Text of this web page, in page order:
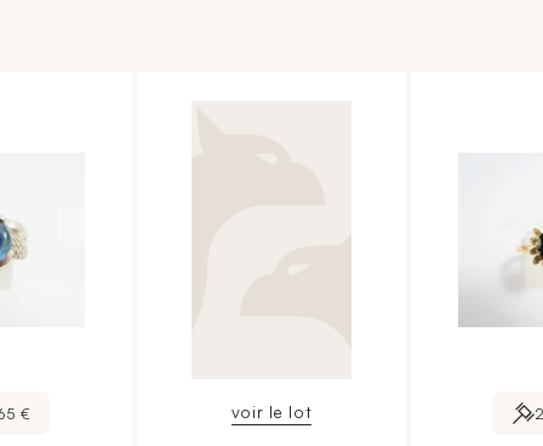
€ voir le lot